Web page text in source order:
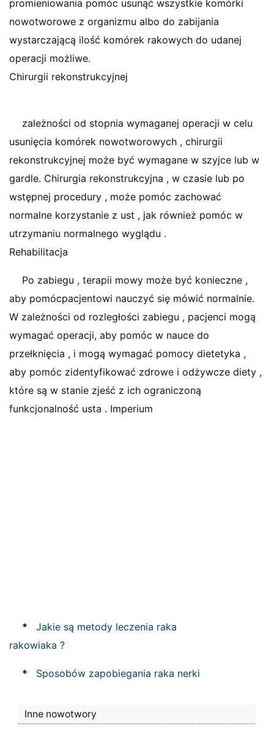
promieniowania pomóc usunąć wszystkie komórki
nowotworowe z organizmu albo do zabijania
wystarczającą ilość komórek rakowych do udanej
operacji możliwe.
Chirurgii rekonstrukcyjnej
zależności od stopnia wymaganej operacji w celu
usunięcia komórek nowotworowych , chirurgii
rekonstrukcyjnej może być wymagane w szyjce lub w
gardle. Chirurgia rekonstrukcyjna , w czasie lub po
wstępnej procedury , może pomóc zachować
normalne korzystanie z ust , jak również pomóc w
utrzymaniu normalnego wyglądu .
Rehabilitacja
Po zabiegu , terapii mowy może być konieczne ,
aby pomócpacjentowi nauczyć się mówić normalnie.
W zależności od rozległości zabiegu , pacjenci mogą
wymagać operacji, aby pomóc w nauce do
przełknięcia , i mogą wymagać pomocy dietetyka ,
aby pomóc zidentyfikować zdrowe i odżywcze diety ,
które są w stanie zjeść z ich ograniczoną
funkcjonalność usta . Imperium
*
Jakie są metody leczenia raka
rakowiaka ?
* Sposobów zapobiegania raka nerki
Inne nowotwory